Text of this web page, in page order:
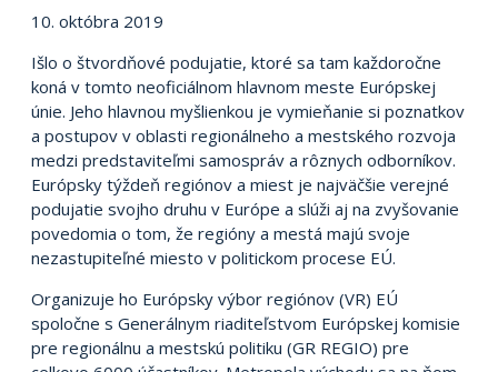
10. októbra 2019
Išlo o štvordňové podujatie, ktoré sa tam každoročne
koná v tomto neoficiálnom hlavnom meste Európskej
únie. Jeho hlavnou myšlienkou je vymieňanie si poznatkov
a postupov v oblasti regionálneho a mestského rozvoja
medzi predstaviteľmi samospráv a rôznych odborníkov.
Európsky týždeň regiónov a miest je najväčšie verejné
podujatie svojho druhu v Európe a slúži aj na zvyšovanie
povedomia o tom, že regióny a mestá majú svoje
nezastupiteľné miesto v politickom procese EÚ.
Organizuje ho Európsky výbor regiónov (VR) EÚ
spoločne s Generálnym riaditeľstvom Európskej komisie
pre regionálnu a mestskú politiku (GR REGIO) pre